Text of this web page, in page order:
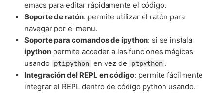
emacs para editar rápidamente el código.
Soporte de ratón: permite utilizar el ratón para
navegar por el menu.
Soporte para comandos de ipython: si se instala
ipython permite acceder a las funciones mágicas
usando
ptipython en vez de ptpython .
Integración del REPL en código: permite fácilmente
integrar el REPL dentro de código python usando.